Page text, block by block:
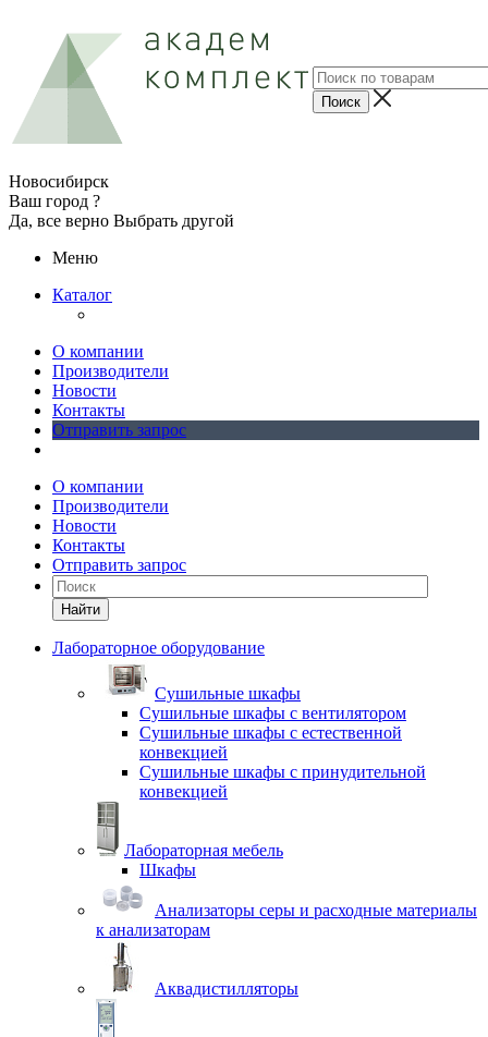
Новосибирск
Ваш город ?
Да, все верно Выбрать другой
Меню
Каталог
О компании
Производители
Новости
Контакты
Отправить запрос
О компании
Производители
Новости
Контакты
Отправить запрос
Найти
Лабораторное оборудование
Cушильные шкафы
Сушильные шкафы с вентилятором
Сушильные шкафы с естественной
конвекцией
Сушильные шкафы с принудительной
конвекцией
Лабораторная мебель
Шкафы
Анализаторы серы и расходные материалы
к анализаторам
Аквадистилляторы